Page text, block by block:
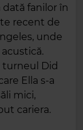
fanilor în
recent de
unde
Did
Ella s-a
mici,
cariera.